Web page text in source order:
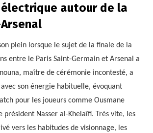
électrique autour de la
plein lorsque le sujet de la finale de la
entre le Paris Saint-Germain et Arsenal a
maître de cérémonie incontesté, a
son énergie habituelle, évoquant
pour les joueurs comme Ousmane
président Nasser al-Khelaïfi. Très vite, les
vers les habitudes de visionnage, les